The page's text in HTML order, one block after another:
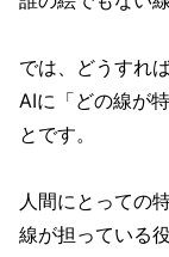
では、どうすれ
AIに「どの線が
とです。
人間にとっての
線が担っている